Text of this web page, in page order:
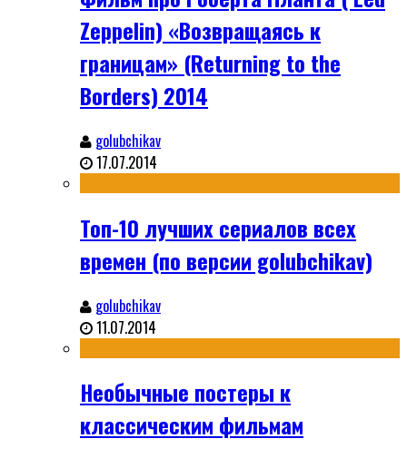
Zeppelin) «Возвращаясь к
границам» (Returning to the
Borders) 2014
golubchikav
17.07.2014
Топ-10 лучших сериалов всех
времен (по версии golubchikav)
golubchikav
11.07.2014
Необычные постеры к
классическим фильмам